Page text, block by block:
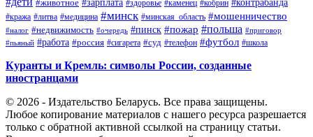
#животное #здоровье #каменец #кобрин #контрабанда
#кража #литва #медицина #минск #минская_область #мошенничество
#налог #недвижимость #очередь #пинск #пожар #польша #приговор
#пьяный #работа #россия #сигарета #суд #телефон #футбол #школа
Куранты и Кремль: символы России, созданные
иностранцами
© 2026 - Издательство Беларусь. Все права защищены.
Любое копирование материалов с нашего ресурса разрешается
только с обратной активной ссылкой на страницу статьи.